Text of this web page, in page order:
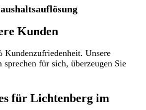
Kunden
Kundenzufriedenheit. Unsere
sprechen für sich, überzeugen Sie
für Lichtenberg im